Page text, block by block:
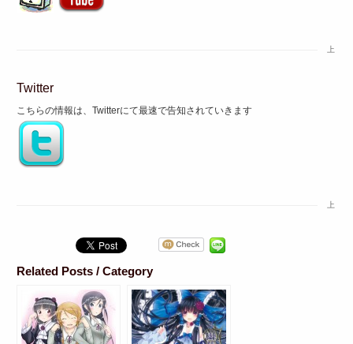
上
Twitter
こちらの情報は、Twitterにて最速で告知されていきます
上
Related Posts / Category